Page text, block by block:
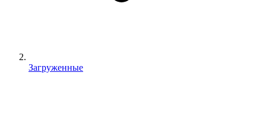
Загруженные